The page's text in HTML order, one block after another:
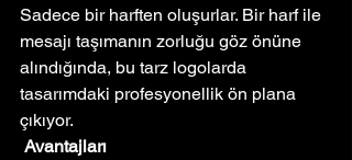
Sadece bir harften oluşurlar. Bir harf ile
mesajı taşımanın zorluğu göz önüne
alındığında, bu tarz logolarda
tasarımdaki profesyonellik ön plana
çıkıyor.
Avantajları